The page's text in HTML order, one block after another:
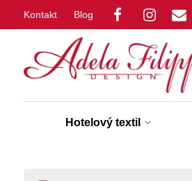
Kontakt Blog
Hotelový textil